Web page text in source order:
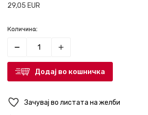
29,05 EUR
Количина:
Додај во кошничка
Зачувај во листата на желби